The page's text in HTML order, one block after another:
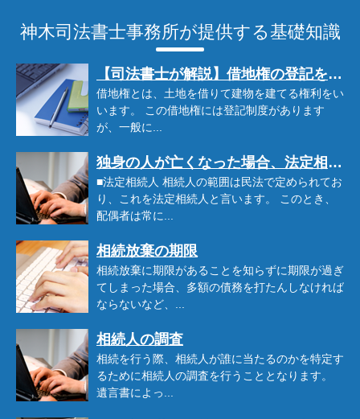
神木司法書士事務所が提供する基礎知識
【司法書士が解説】借地権の登記をするメリット・デメリット
借地権とは、土地を借りて建物を建てる権利をい
います。 この借地権には登記制度があります
が、一般に...
独身の人が亡くなった場合、法定相続人は誰になる?
■法定相続人 相続人の範囲は民法で定められてお
り、これを法定相続人と言います。 このとき、
配偶者は常に...
相続放棄の期限
相続放棄に期限があることを知らずに期限が過ぎ
てしまった場合、多額の債務を打たんしなければ
ならないなど、...
相続人の調査
相続を行う際、相続人が誰に当たるのかを特定す
るために相続人の調査を行うこととなります。
遺言書によっ...